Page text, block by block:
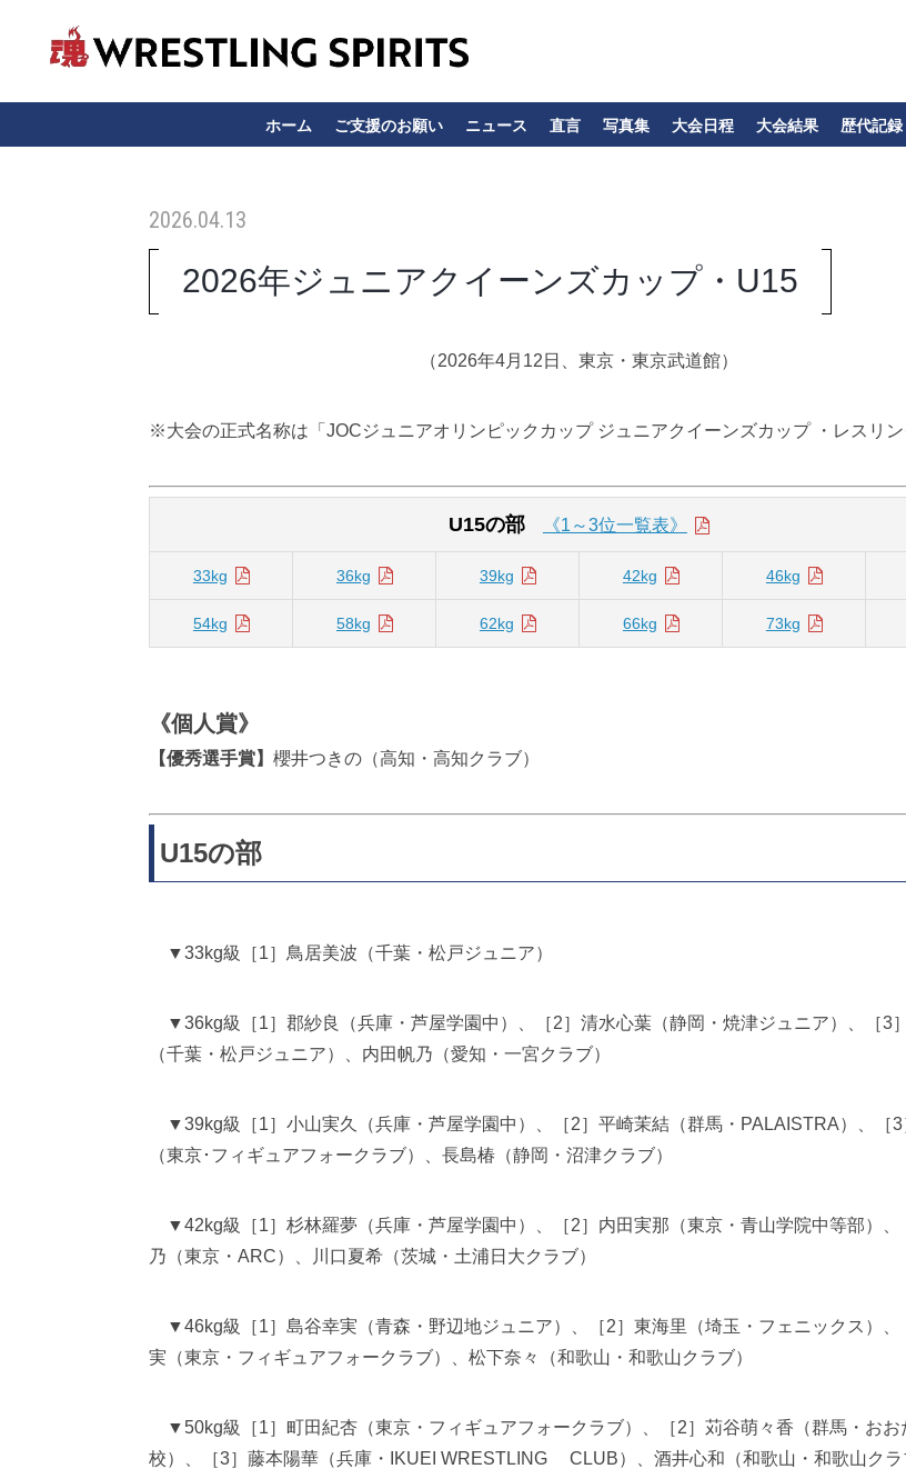
ホーム ご支援のお願い ニュース 直言 写真集 大会日程 大会結果 歴代記録
2026.04.13
2026年ジュニアクイーンズカップ・U15
（2026年4月12日、東京・東京武道館）
※大会の正式名称は「JOCジュニアオリンピックカップ ジュニアクイーンズカップ ・レスリン
U15の部 《1～3位一覧表》
33kg 36kg 39kg 42kg 46kg
54kg 58kg 62kg 66kg 73kg
《個人賞》
【優秀選手賞】櫻井つきの（高知・高知クラブ）
U15の部
▼33kg級［1］鳥居美波（千葉・松戸ジュニア）
▼36kg級［1］郡紗良（兵庫・芦屋学園中）、［2］清水心葉（静岡・焼津ジュニア）、［3
（千葉・松戸ジュニア）、内田帆乃（愛知・一宮クラブ）
▼39kg級［1］小山実久（兵庫・芦屋学園中）、［2］平崎茉結（群馬・PALAISTRA）、［3
（東京･フィギュアフォークラブ）、長島椿（静岡・沼津クラブ）
▼42kg級［1］杉林羅夢（兵庫・芦屋学園中）、［2］内田実那（東京・青山学院中等部）、
乃（東京・ARC）、川口夏希（茨城・土浦日大クラブ）
▼46kg級［1］島谷幸実（青森・野辺地ジュニア）、［2］東海里（埼玉・フェニックス）、
実（東京・フィギュアフォークラブ）、松下奈々（和歌山・和歌山クラブ）
▼50kg級［1］町田紀杏（東京・フィギュアフォークラブ）、［2］苅谷萌々香（群馬・おお
校）、［3］藤本陽華（兵庫・IKUEI WRESTLING CLUB）、酒井心和（和歌山・和歌山クラ